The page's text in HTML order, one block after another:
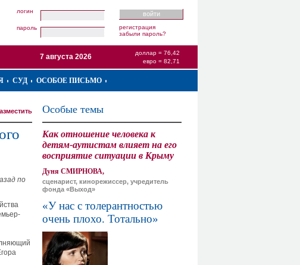
логин
пароль
регистрация
забыли пароль?
доллар = 76,42
евро = 82,71
7 августа 2026
СУД ОСОБОЕ ПИСЬМО
по
Особые темы
Как отношение человека к
детям-аутистам влияет на его
восприятие ситуации в Крыму
Дуня СМИРНОВА,
сценарист, кинорежиссер, учредитель
фонда «Выход»
«У нас с толерантностью
очень плохо. Тотально»